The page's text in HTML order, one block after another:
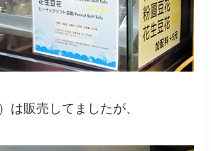
は販売してましたが、